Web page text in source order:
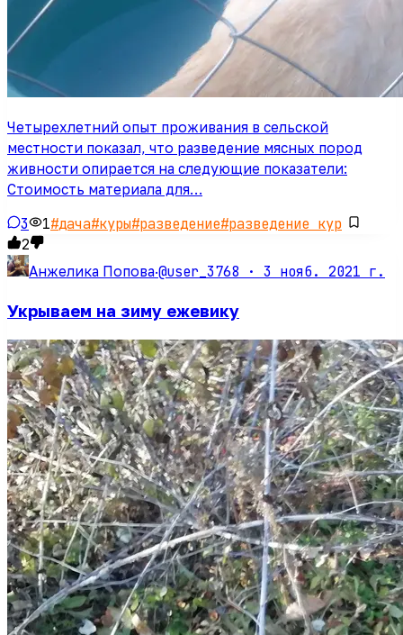
Четырехлетний опыт проживания в сельской
местности показал, что разведение мясных пород
живности опирается на следующие показатели:
Стоимость материала для…
3 1#дача#куры#разведение#разведение кур
2
Анжелика Попова·@user_3768 · 3 нояб. 2021 г.
Укрываем на зиму ежевику